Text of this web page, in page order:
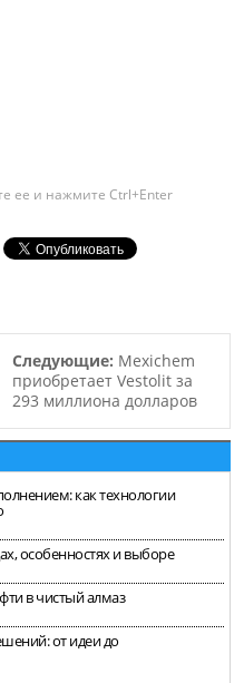
ее и нажмите Ctrl+Enter
Следующие: Mexichem
приобретает Vestolit за
293 миллиона долларов
как технологии
особенностях и выборе
в чистый алмаз
от идеи до